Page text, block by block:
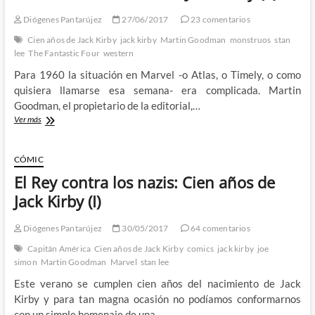
Diógenes Pantarújez 27/06/2017
23 comentarios
Cien años de Jack Kirby jack kirby Martin Goodman monstruos stan
lee The Fantastic Four western
Para 1960 la situación en Marvel -o Atlas, o Timely, o como
quisiera llamarse esa semana- era complicada. Martin
Goodman, el propietario de la editorial,…
Ver másJack
los
monstruos
de
rayos
cósmicos:
años
de
Jack
(V)
CÓMIC
El Rey contra los nazis: Cien años de
Jack Kirby (I)
Diógenes Pantarújez 30/05/2017
64 comentarios
Capitán América Cien años de Jack Kirby comics jack kirby joe
simon Martin Goodman Marvel stan lee
Este verano se cumplen cien años del nacimiento de Jack
Kirby y para tan magna ocasión no podíamos conformarnos